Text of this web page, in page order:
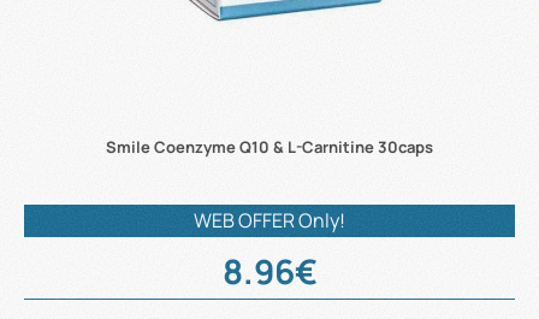
Smile Coenzyme Q10 & L-Carnitine 30caps
WEB OFFER Only!
8.96€